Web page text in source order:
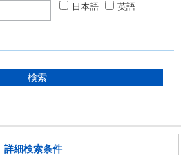
日本語
英語
詳細検索条件